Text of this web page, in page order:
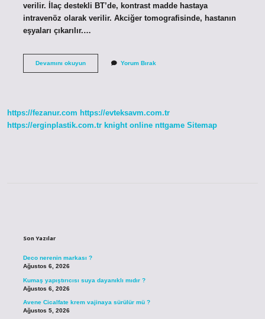
verilir. İlaç destekli BT’de, kontrast madde hastaya
intravenöz olarak verilir. Akciğer tomografisinde, hastanın
eşyaları çıkarılır.…
Devamını okuyunAkciğer
Yorum Bırak
https://fezanur.com https://evteksavm.com.tr
https://erginplastik.com.tr knight online nttgame Sitemap
Son Yazılar
Deco nerenin markası ?
Ağustos 6, 2026
Kumaş yapıştırıcısı suya dayanıklı mıdır ?
Ağustos 6, 2026
Avene Cicalfate krem vajinaya sürülür mü ?
Ağustos 5, 2026